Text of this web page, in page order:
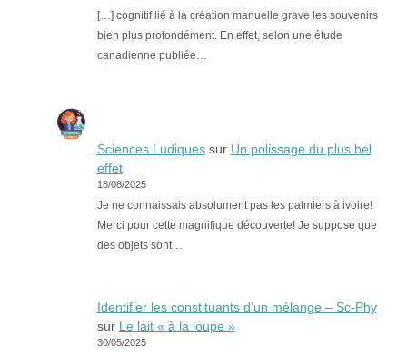
[…] cognitif lié à la création manuelle grave les souvenirs
bien plus profondément. En effet, selon une étude
canadienne publiée…
Sciences Ludiquessur Un polissage du plus bel
effet
18/08/2025
Je ne connaissais absolument pas les palmiers à ivoire!
Merci pour cette magnifique découverte! Je suppose que
des objets sont…
Identifier les constituants d’un mélange – Sc-Phy
sur Le lait « à la loupe »
30/05/2025